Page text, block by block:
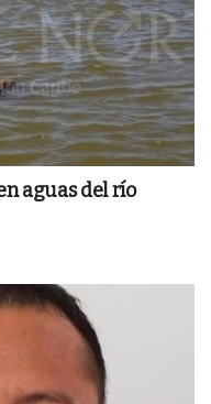
aguas del río